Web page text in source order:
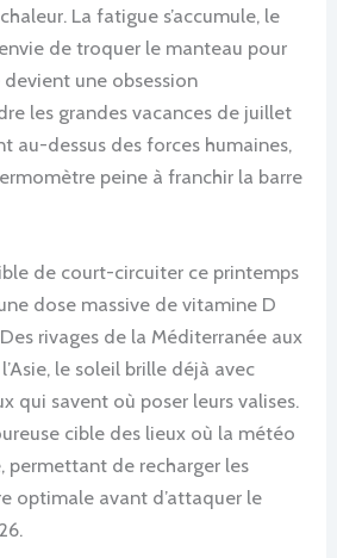
La fatigue s’accumule, le
de troquer le manteau pour
une obsession
les grandes vacances de juillet
au-dessus des forces humaines,
peine à franchir la barre
de court-circuiter ce printemps
dose massive de vitamine D
rivages de la Méditerranée aux
le soleil brille déjà avec
qui savent où poser leurs valises.
cible des lieux où la météo
permettant de recharger les
optimale avant d’attaquer le